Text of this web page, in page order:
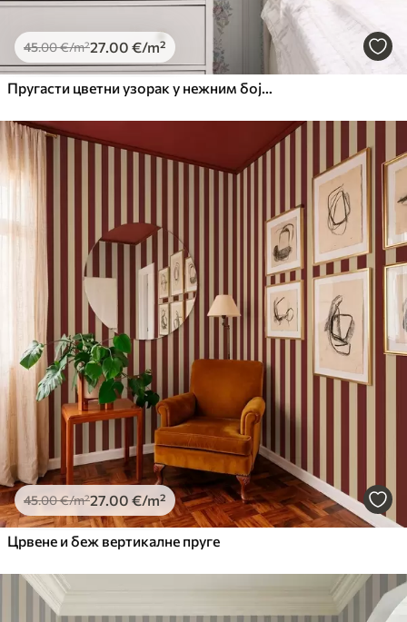
45.00€/m²27.00 €/m²
Пругасти цветни узорак у нежним бојама
45.00€/m²27.00 €/m²
Црвене и беж вертикалне пруге